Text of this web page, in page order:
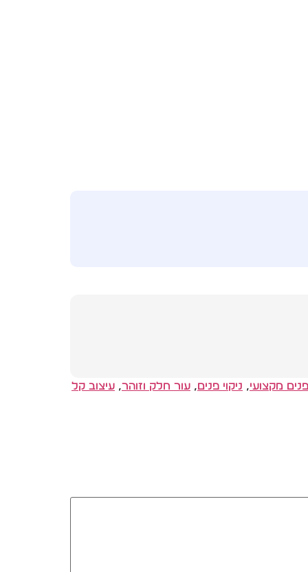
מקצועי, ניקוי פנים, עור חלק וזוהר, עיצוב קל